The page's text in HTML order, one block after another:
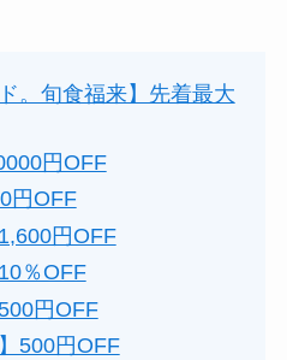
。旬食福来】先着最大
円OFF
円OFF
円OFF
％OFF
円OFF
500円OFF